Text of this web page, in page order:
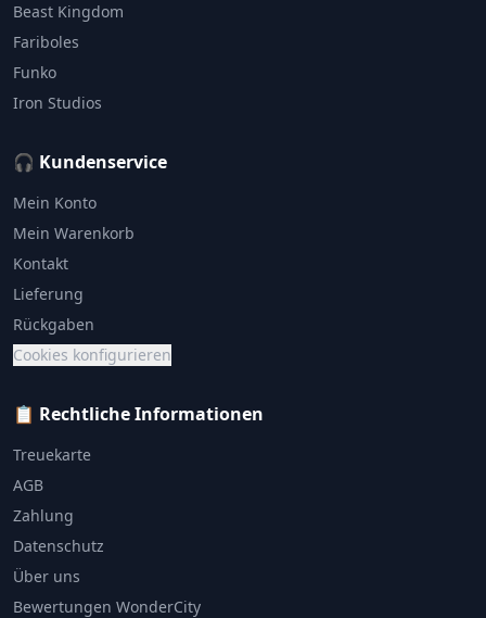
Beast Kingdom
Fariboles
Funko
Iron Studios
🎧 Kundenservice
Mein Konto
Mein Warenkorb
Kontakt
Lieferung
Rückgaben
Cookies konfigurieren
📋 Rechtliche Informationen
Treuekarte
AGB
Zahlung
Datenschutz
Über uns
Bewertungen WonderCity